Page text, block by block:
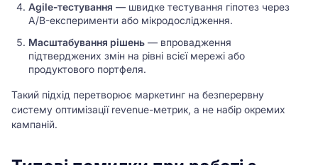
Agile-тестування — швидке тестування гіпотез через
A/B-експерименти або мікродослідження.
Масштабування рішень — впровадження
підтверджених змін на рівні всієї мережі або
продуктового портфеля.
Такий підхід перетворює маркетинг на безперервну
систему оптимізації revenue-метрик, а не набір окремих
кампаній.